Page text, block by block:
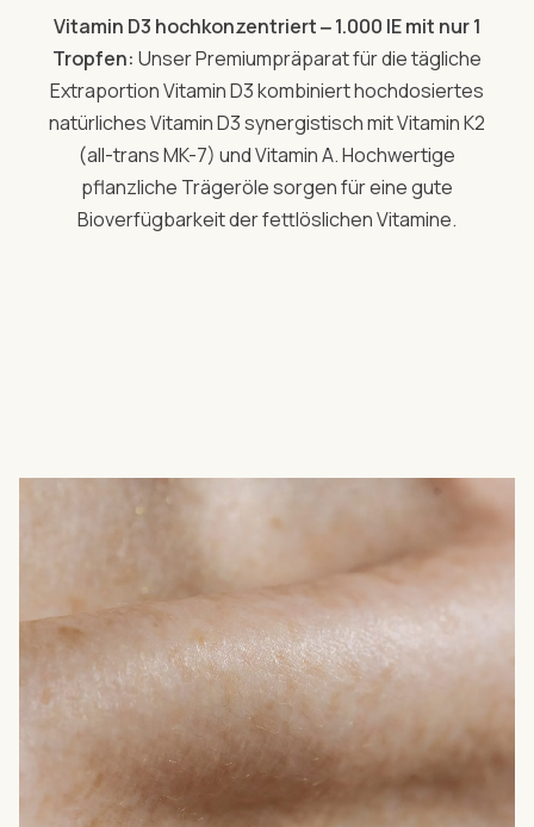
Vitamin D3 hochkonzentriert ‒ 1.000 IE mit nur 1
Tropfen: Unser Premiumpräparat für die tägliche
Extraportion Vitamin D3 kombiniert hochdosiertes
natürliches Vitamin D3 synergistisch mit Vitamin K2
(all-trans MK-7) und Vitamin A. Hochwertige
pflanzliche Trägeröle sorgen für eine gute
Bioverfügbarkeit der fettlöslichen Vitamine.